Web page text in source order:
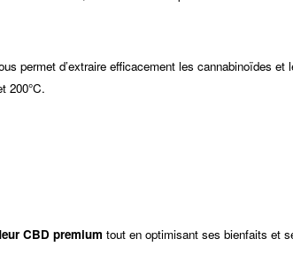
permet d’extraire efficacement les cannabinoïdes
200°C.
CBD premium tout en optimisant ses bienfaits et